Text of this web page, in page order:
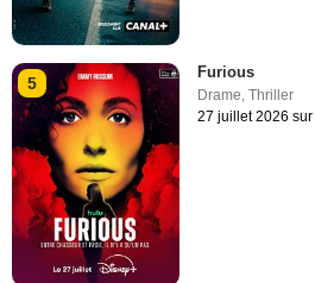
5
Furious
Drame,Thriller
27 juillet 2026 sur